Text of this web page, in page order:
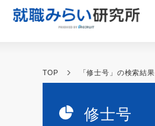
TOP 「修士号」の検索結果
修士号